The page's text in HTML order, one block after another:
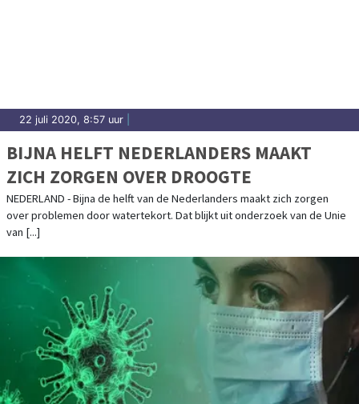
22 juli 2020, 8:57 uur
BIJNA HELFT NEDERLANDERS MAAKT
ZICH ZORGEN OVER DROOGTE
NEDERLAND - Bijna de helft van de Nederlanders maakt zich zorgen
over problemen door watertekort. Dat blijkt uit onderzoek van de Unie
van [...]